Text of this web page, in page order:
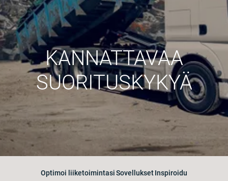
KANNATTAVAA
SUORITUSKYKYÄ
Optimoi liiketoimintasiSovelluksetInspiroidu